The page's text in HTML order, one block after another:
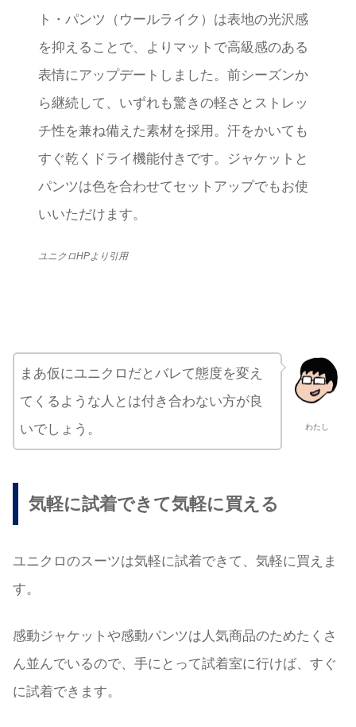
ト・パンツ（ウールライク）は表地の光沢感
を抑えることで、よりマットで高級感のある
表情にアップデートしました。前シーズンか
ら継続して、いずれも驚きの軽さとストレッ
チ性を兼ね備えた素材を採用。汗をかいても
すぐ乾くドライ機能付きです。ジャケットと
パンツは色を合わせてセットアップでもお使
いいただけます。
ユニクロHPより引用
わたし
まあ仮にユニクロだとバレて態度を変え
てくるような人とは付き合わない方が良
いでしょう。
気軽に試着できて気軽に買える
ユニクロのスーツは気軽に試着できて、気軽に買えま
す。
感動ジャケットや感動パンツは人気商品のためたくさ
ん並んでいるので、手にとって試着室に行けば、すぐ
に試着できます。